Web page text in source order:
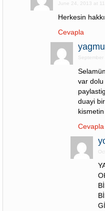
June 24, 2013 at
Herkesin
Cevapla
var
duayi
Cevapla